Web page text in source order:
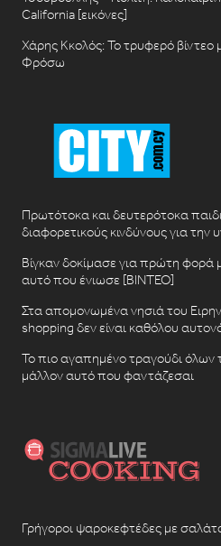
California [εικόνες]
Χάρης Κκολός: Το τρυφερό βίντεο
Φρόσω
Πρωτότοκα και δευτερότοκα
διαφορετικούς κινδύνους για την
Βίγκαν δοκίμασε για πρώτη φορά
αυτό που ένιωσε [ΒΙΝΤΕΟ]
Στα απομονωμένα νησιά του
shopping δεν είναι καθόλου
Το πιο αγαπημένο τραγούδι όλων
μάλλον αυτό που φαντάζεσαι
Γρήγοροι ψαροκεφτέδες με